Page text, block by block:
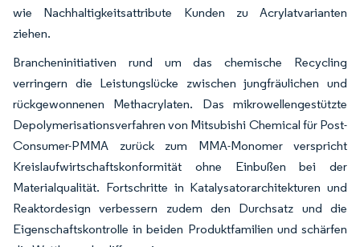
wie Nachhaltigkeitsattribute Kunden zu Acrylatvarianten
ziehen.
Brancheninitiativen rund um das chemische Recycling
verringern die Leistungslücke zwischen jungfräulichen und
rückgewonnenen Methacrylaten. Das mikrowellengestützte
Depolymerisationsverfahren von Mitsubishi Chemical für Post-
Consumer-PMMA zurück zum MMA-Monomer verspricht
Kreislaufwirtschaftskonformität ohne Einbußen bei der
Materialqualität. Fortschritte in Katalysatorarchitekturen und
Reaktordesign verbessern zudem den Durchsatz und die
Eigenschaftskontrolle in beiden Produktfamilien und schärfen